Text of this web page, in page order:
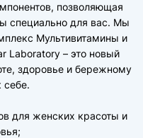
позволяющая
специально для вас. Мы
Мультивитамины и
Laboratory – это новый
здоровье и бережному
себе.
для женских красоты и